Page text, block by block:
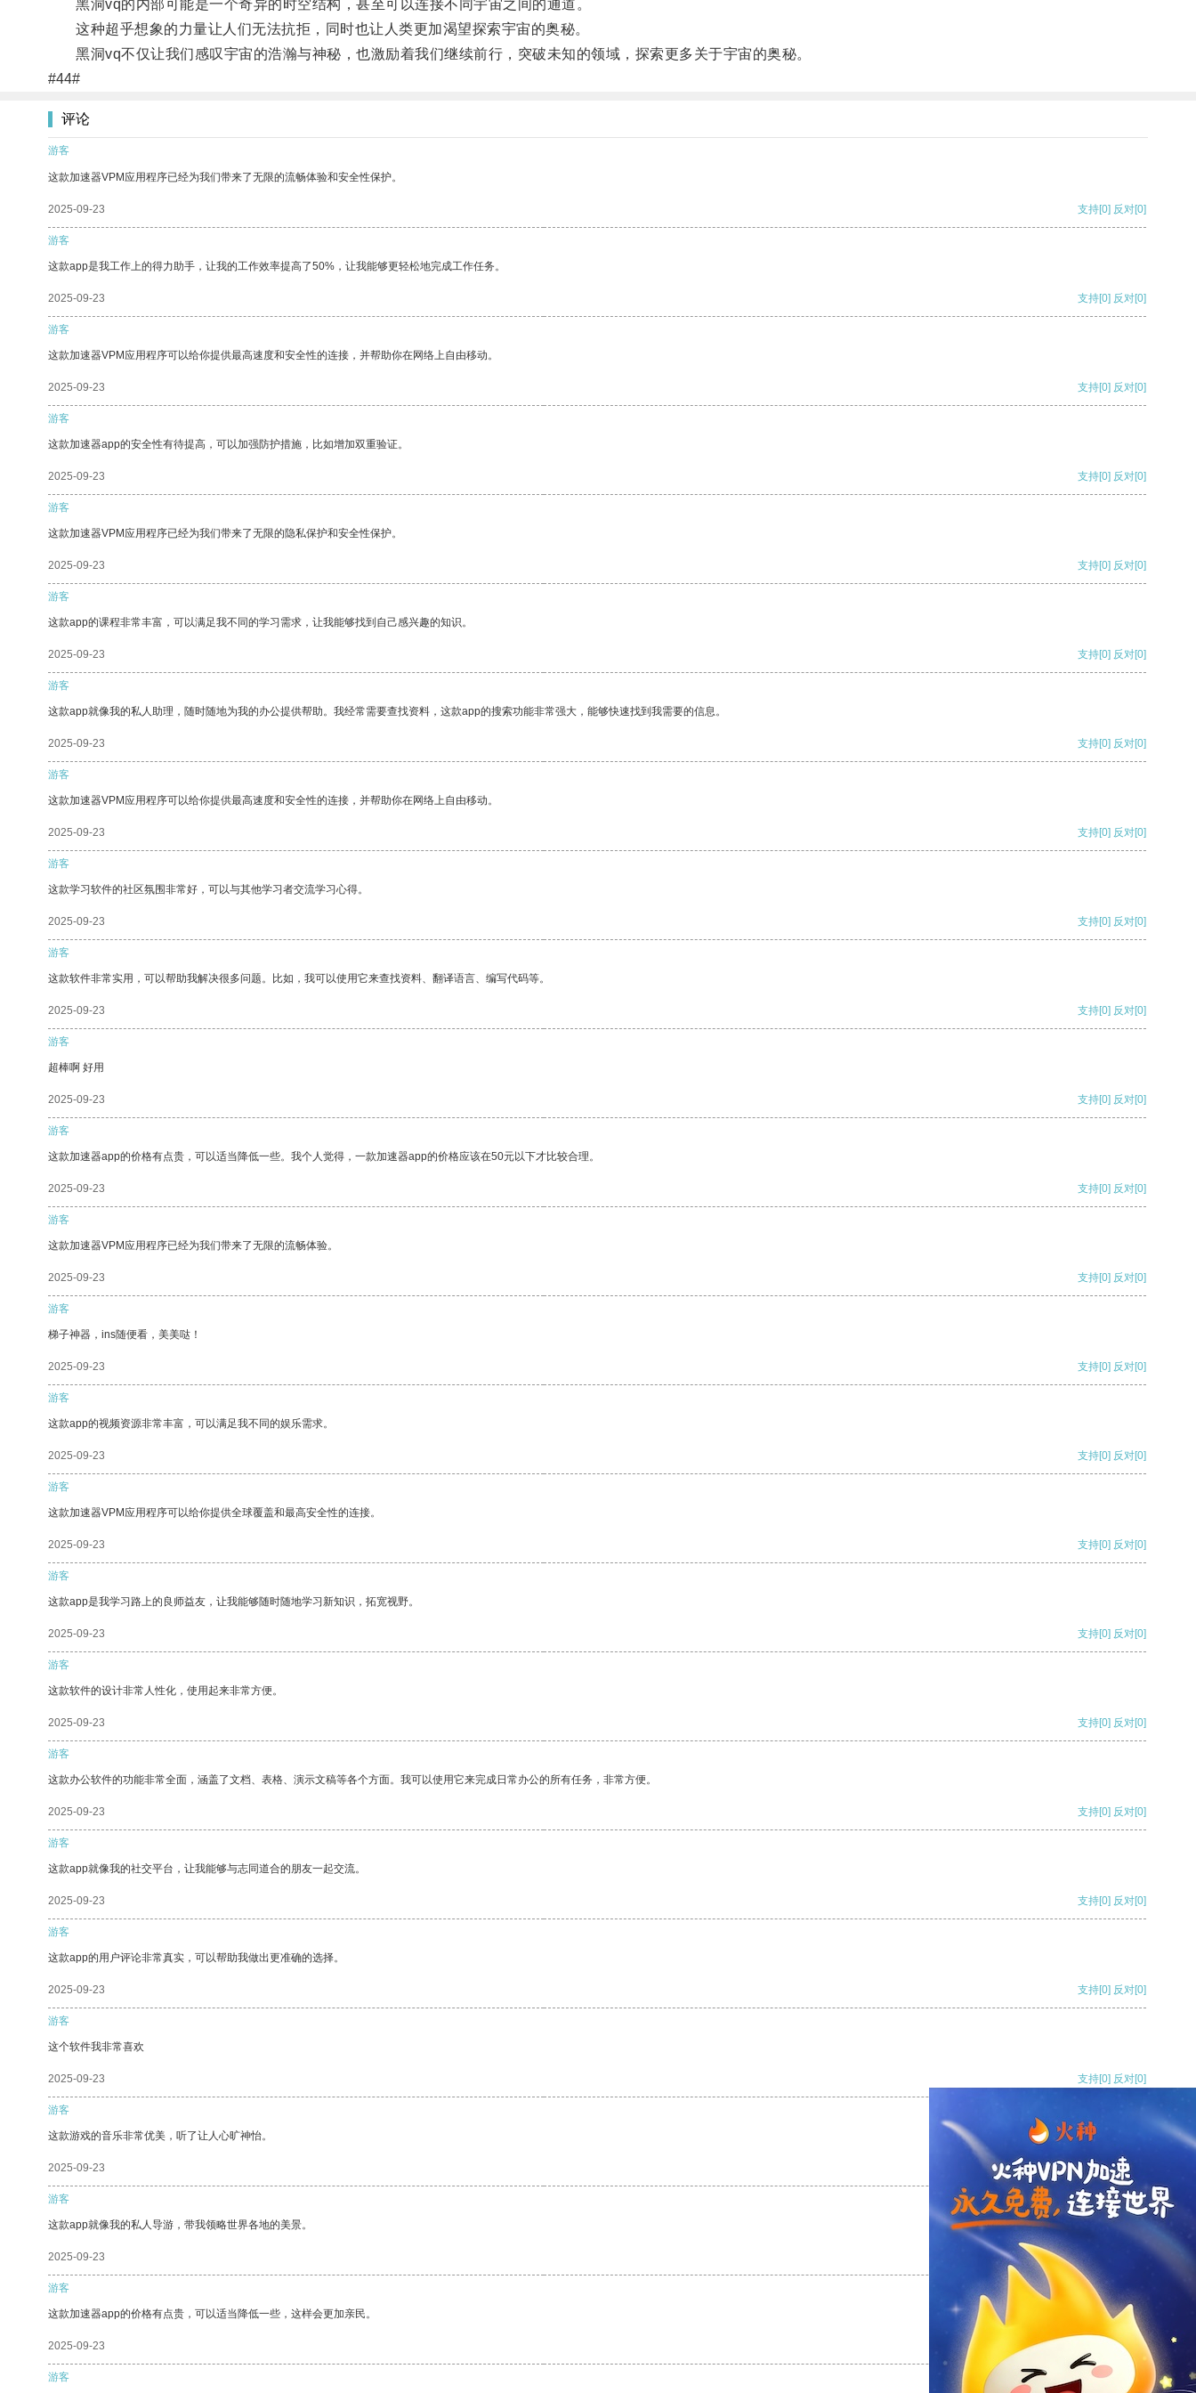
黑洞vq的内部可能是一个奇异的时空结构，甚至可以连接不同宇宙之间的通道。
这种超乎想象的力量让人们无法抗拒，同时也让人类更加渴望探索宇宙的奥秘。
黑洞vq不仅让我们感叹宇宙的浩瀚与神秘，也激励着我们继续前行，突破未知的领域，探索更多关于宇宙的奥秘。
#44#
评论
游客
这款加速器VPM应用程序已经为我们带来了无限的流畅体验和安全性保护。
2025-09-23 支持[0] 反对[0]
游客
这款app是我工作上的得力助手，让我的工作效率提高了50%，让我能够更轻松地完成工作任务。
2025-09-23 支持[0] 反对[0]
游客
这款加速器VPM应用程序可以给你提供最高速度和安全性的连接，并帮助你在网络上自由移动。
2025-09-23 支持[0] 反对[0]
游客
这款加速器app的安全性有待提高，可以加强防护措施，比如增加双重验证。
2025-09-23 支持[0] 反对[0]
游客
这款加速器VPM应用程序已经为我们带来了无限的隐私保护和安全性保护。
2025-09-23 支持[0] 反对[0]
游客
这款app的课程非常丰富，可以满足我不同的学习需求，让我能够找到自己感兴趣的知识。
2025-09-23 支持[0] 反对[0]
游客
这款app就像我的私人助理，随时随地为我的办公提供帮助。我经常需要查找资料，这款app的搜索功能非常强大，能够快速找到我需要的信息。
2025-09-23 支持[0] 反对[0]
游客
这款加速器VPM应用程序可以给你提供最高速度和安全性的连接，并帮助你在网络上自由移动。
2025-09-23 支持[0] 反对[0]
游客
这款学习软件的社区氛围非常好，可以与其他学习者交流学习心得。
2025-09-23 支持[0] 反对[0]
游客
这款软件非常实用，可以帮助我解决很多问题。比如，我可以使用它来查找资料、翻译语言、编写代码等。
2025-09-23 支持[0] 反对[0]
游客
超棒啊 好用
2025-09-23 支持[0] 反对[0]
游客
这款加速器app的价格有点贵，可以适当降低一些。我个人觉得，一款加速器app的价格应该在50元以下才比较合理。
2025-09-23 支持[0] 反对[0]
游客
这款加速器VPM应用程序已经为我们带来了无限的流畅体验。
2025-09-23 支持[0] 反对[0]
游客
梯子神器，ins随便看，美美哒！
2025-09-23 支持[0] 反对[0]
游客
这款app的视频资源非常丰富，可以满足我不同的娱乐需求。
2025-09-23 支持[0] 反对[0]
游客
这款加速器VPM应用程序可以给你提供全球覆盖和最高安全性的连接。
2025-09-23 支持[0] 反对[0]
游客
这款app是我学习路上的良师益友，让我能够随时随地学习新知识，拓宽视野。
2025-09-23 支持[0] 反对[0]
游客
这款软件的设计非常人性化，使用起来非常方便。
2025-09-23 支持[0] 反对[0]
游客
这款办公软件的功能非常全面，涵盖了文档、表格、演示文稿等各个方面。我可以使用它来完成日常办公的所有任务，非常方便。
2025-09-23 支持[0] 反对[0]
游客
这款app就像我的社交平台，让我能够与志同道合的朋友一起交流。
2025-09-23 支持[0] 反对[0]
游客
这款app的用户评论非常真实，可以帮助我做出更准确的选择。
2025-09-23 支持[0] 反对[0]
游客
这个软件我非常喜欢
2025-09-23 支持[0] 反对[0]
游客
这款游戏的音乐非常优美，听了让人心旷神怡。
2025-09-23 支持[0] 反对
游客
这款app就像我的私人导游，带我领略世界各地的美景。
2025-09-23 支持
游客
这款加速器app的价格有点贵，可以适当降低一些，这样会更加亲民。
2025-09-23 反对 [0]
游客